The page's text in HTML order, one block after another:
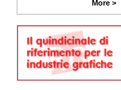
Una...
Platinum Technologies
presenta SIGNATURE
More >